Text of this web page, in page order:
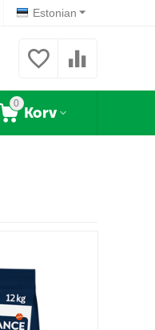
Estonian
0
Korv